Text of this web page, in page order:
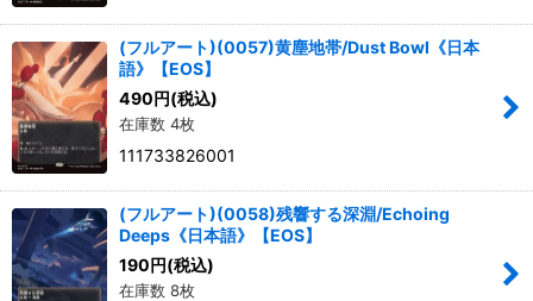
(フルアート)(0057)黄塵地帯/Dust Bowl《日本
語》【EOS】
490円(税込)
在庫数 4枚
111733826001
(フルアート)(0058)残響する深淵/Echoing
Deeps《日本語》【EOS】
190円(税込)
在庫数 8枚